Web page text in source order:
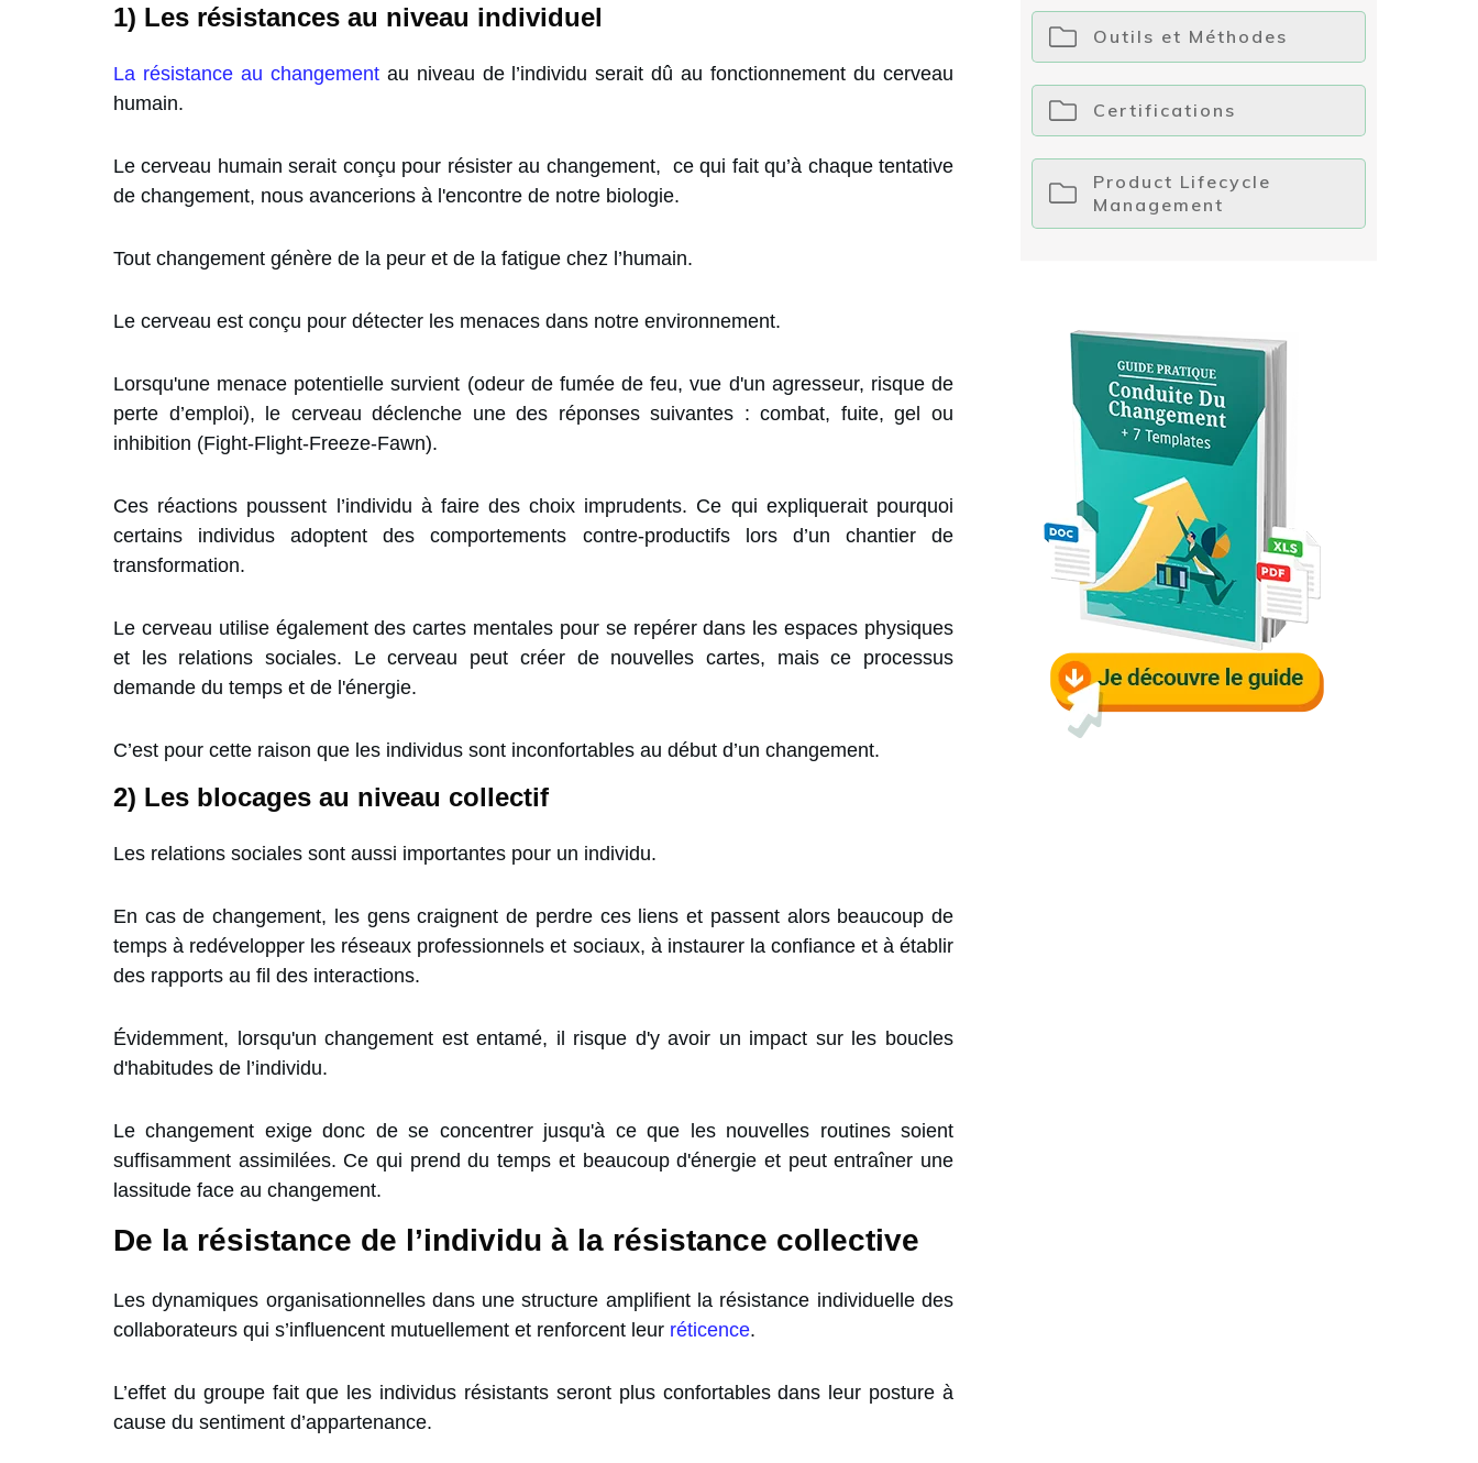
1) Les résistances au niveau individuel
La résistance au changementau niveau de l’individu serait dû au fonctionnement du cerveau
humain.
Le cerveau humain serait conçu pour résister au changement, ce qui fait qu’à chaque tentative
de changement, nous avancerions à l'encontre de notre biologie.
Tout changement génère de la peur et de la fatigue chez l’humain.
Le cerveau est conçu pour détecter les menaces dans notre environnement.
Lorsqu'une menace potentielle survient (odeur de fumée de feu, vue d'un agresseur, risque de
perte d’emploi), le cerveau déclenche une des réponses suivantes : combat, fuite, gel ou
inhibition (Fight-Flight-Freeze-Fawn).
Ces réactions poussent l’individu à faire des choix imprudents. Ce qui expliquerait pourquoi
certains individus adoptent des comportements contre-productifs lors d’un chantier de
transformation.
Le cerveau utilise également des cartes mentales pour se repérer dans les espaces physiques
et les relations sociales. Le cerveau peut créer de nouvelles cartes, mais ce processus
demande du temps et de l'énergie.
C’est pour cette raison que les individus sont inconfortables au début d’un changement.
2) Les blocages au niveau collectif
Les relations sociales sont aussi importantes pour un individu.
En cas de changement, les gens craignent de perdre ces liens et passent alors beaucoup de
temps à redévelopper les réseaux professionnels et sociaux, à instaurer la confiance et à établir
des rapports au fil des interactions.
Évidemment, lorsqu'un changement est entamé, il risque d'y avoir un impact sur les boucles
d'habitudes de l’individu.
Le changement exige donc de se concentrer jusqu'à ce que les nouvelles routines soient
suffisamment assimilées. Ce qui prend du temps et beaucoup d'énergie et peut entraîner une
lassitude face au changement.
De la résistance de l’individu à la résistance collective
Les dynamiques organisationnelles dans une structure amplifient la résistance individuelle des
collaborateurs qui s’influencent mutuellement et renforcent leur réticence.
L’effet du groupe fait que les individus résistants seront plus confortables dans leur posture à
cause du sentiment d’appartenance.
Outils et Méthodes
Certifications
Product Lifecycle
Management